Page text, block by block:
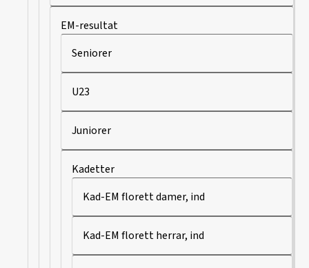
EM-resultat
Seniorer
U23
Juniorer
Kadetter
Kad-EM florett damer, ind
Kad-EM florett herrar, ind